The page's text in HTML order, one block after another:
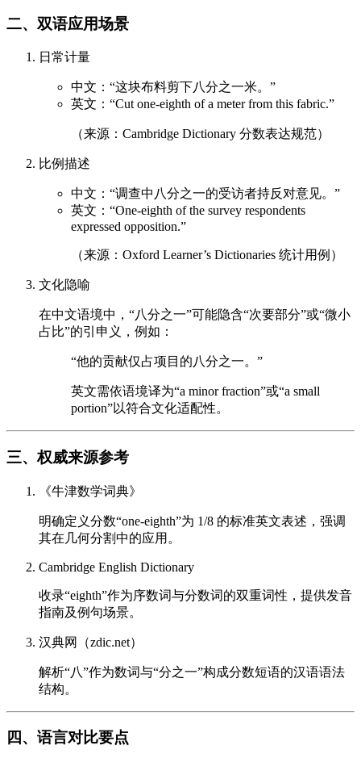
二、双语应用场景
日常计量
中文：“这块布料剪下八分之一米。”
英文：“Cut one-eighth of a meter from this fabric.”
（来源：Cambridge Dictionary 分数表达规范）
比例描述
中文：“调查中八分之一的受访者持反对意见。”
英文：“One-eighth of the survey respondents
expressed opposition.”
（来源：Oxford Learner’s Dictionaries 统计用例）
文化隐喻
在中文语境中，“八分之一”可能隐含“次要部分”或“微小
占比”的引申义，例如：
“他的贡献仅占项目的八分之一。”
英文需依语境译为“a minor fraction”或“a small
portion”以符合文化适配性。
三、权威来源参考
《牛津数学词典》
明确定义分数“one-eighth”为 1/8 的标准英文表述，强调
其在几何分割中的应用。
Cambridge English Dictionary
收录“eighth”作为序数词与分数词的双重词性，提供发音
指南及例句场景。
汉典网（zdic.net）
解析“八”作为数词与“分之一”构成分数短语的汉语语法
结构。
四、语言对比要点